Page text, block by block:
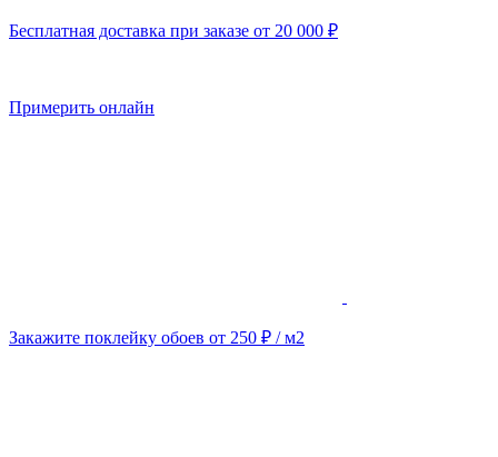
Бесплатная доставка при заказе от 20 000 ₽
Примерить онлайн
Закажите поклейку обоев от 250 ₽ / м2